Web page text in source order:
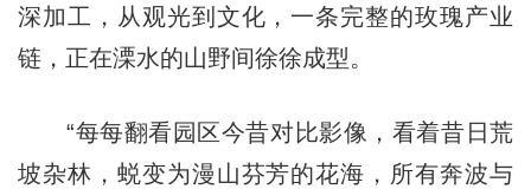
深加工，从观光到文化，一条完整的玫瑰产业
链，正在溧水的山野间徐徐成型。
“每每翻看园区今昔对比影像，看着昔日荒
坡杂林，蜕变为漫山芬芳的花海，所有奔波与